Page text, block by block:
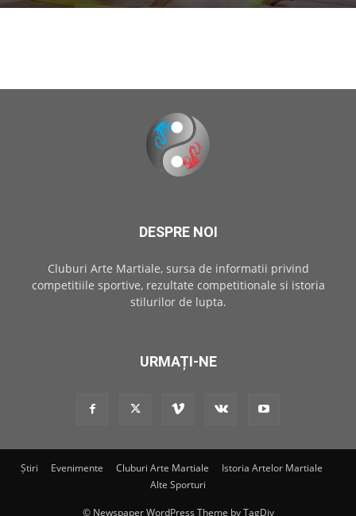
DESPRE NOI
Cluburi Arte Martiale, sursa de informatii privind
competitiile sportive, rezultate competitionale si istoria
stilurilor de lupta.
URMAȚI-NE
Știri Evenimente Cluburi Arte Martiale
Istoria Artelor Martiale
Alte Sporturi
© Newspaper WordPress Theme by TagDiv